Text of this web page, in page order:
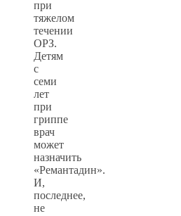
при
тяжелом
течении
ОРЗ.
Детям
с
семи
лет
при
гриппе
врач
может
назначить
«Ремантадин».
И,
последнее,
не